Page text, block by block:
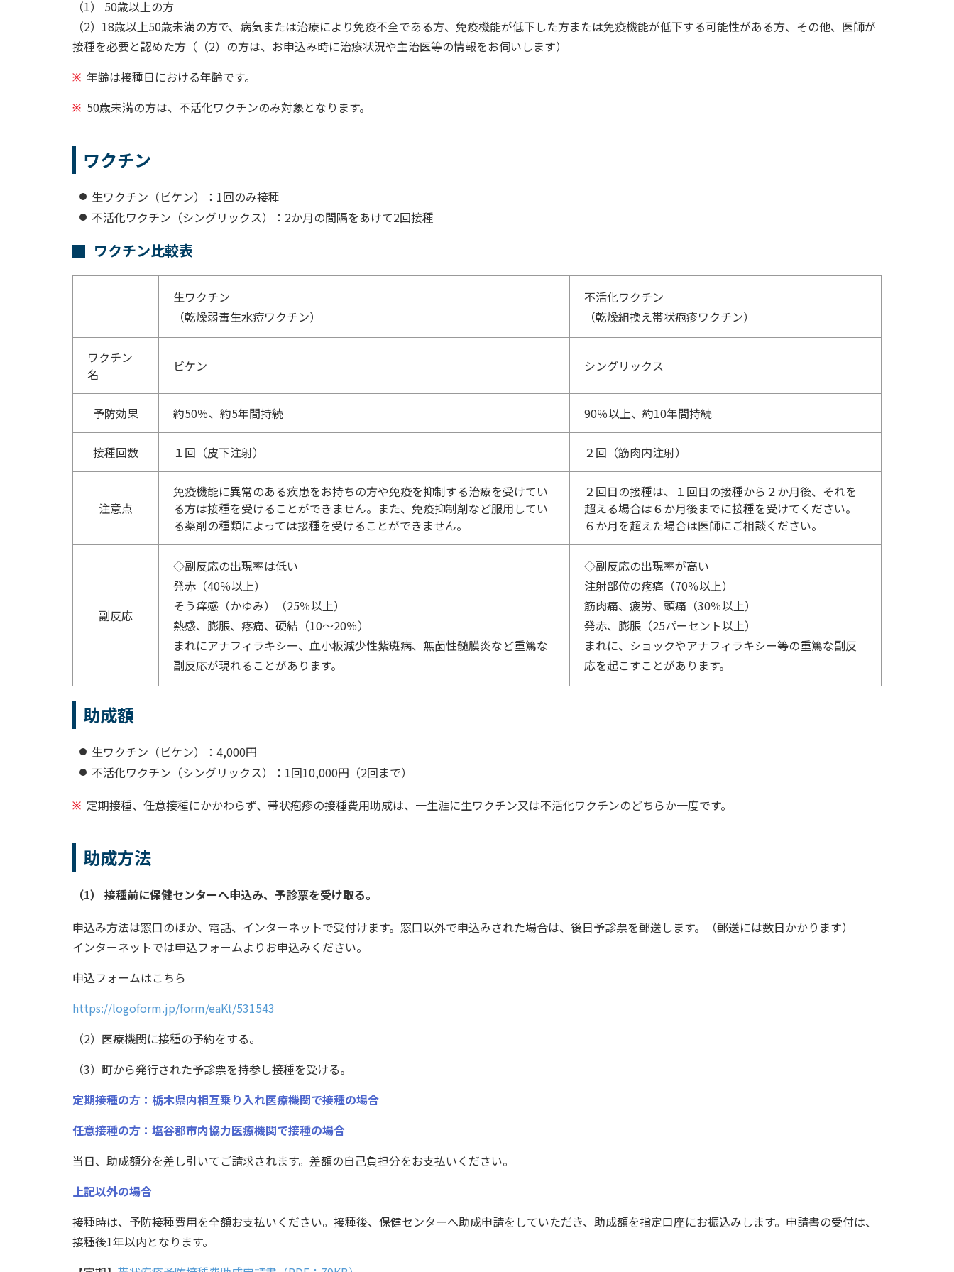
（1） 50歳以上の方
（2）18歳以上50歳未満の方で、病気または治療により免疫不全である方、免疫機能が低下した方または免疫機能が低下する可能性がある方、その他、医師が
接種を必要と認めた方（（2）の方は、お申込み時に治療状況や主治医等の情報をお伺いします）
年齢は接種日における年齢です。
50歳未満の方は、不活化ワクチンのみ対象となります。
ワクチン
生ワクチン（ビケン）：1回のみ接種
不活化ワクチン（シングリックス）：2か月の間隔をあけて2回接種
ワクチン比較表
生ワクチン
（乾燥弱毒生水痘ワクチン）
不活化ワクチン
（乾燥組換え帯状疱疹ワクチン）
ワクチン
名
ビケン シングリックス
予防効果 約50％、約5年間持続 90％以上、約10年間持続
接種回数 １回（皮下注射） ２回（筋肉内注射）
注意点
免疫機能に異常のある疾患をお持ちの方や免疫を抑制する治療を受けてい
る方は接種を受けることができません。また、免疫抑制剤など服用してい
る薬剤の種類によっては接種を受けることができません。
２回目の接種は、１回目の接種から２か月後、それを
超える場合は６か月後までに接種を受けてください。
６か月を超えた場合は医師にご相談ください。
副反応
◇副反応の出現率は低い
発赤（40％以上）
そう痒感（かゆみ）（25％以上）
熱感、膨脹、疼痛、硬結（10～20％）
まれにアナフィラキシー、血小板減少性紫斑病、無菌性髄膜炎など重篤な
副反応が現れることがあります。
◇副反応の出現率が高い
注射部位の疼痛（70％以上）
筋肉痛、疲労、頭痛（30％以上）
発赤、膨脹（25パーセント以上）
まれに、ショックやアナフィラキシー等の重篤な副反
応を起こすことがあります。
助成額
生ワクチン（ビケン）：4,000円
不活化ワクチン（シングリックス）：1回10,000円（2回まで）
定期接種、任意接種にかかわらず、帯状疱疹の接種費用助成は、一生涯に生ワクチン又は不活化ワクチンのどちらか一度です。
助成方法
（1） 接種前に保健センターへ申込み、予診票を受け取る。
申込み方法は窓口のほか、電話、インターネットで受付けます。窓口以外で申込みされた場合は、後日予診票を郵送します。（郵送には数日かかります）
インターネットでは申込フォームよりお申込みください。
申込フォームはこちら
https://logoform.jp/form/eaKt/531543
（2）医療機関に接種の予約をする。
（3）町から発行された予診票を持参し接種を受ける。
定期接種の方：栃木県内相互乗り入れ医療機関で接種の場合
任意接種の方：塩谷郡市内協力医療機関で接種の場合
当日、助成額分を差し引いてご請求されます。差額の自己負担分をお支払いください。
上記以外の場合
接種時は、予防接種費用を全額お支払いください。接種後、保健センターへ助成申請をしていただき、助成額を指定口座にお振込みします。申請書の受付は、
接種後1年以内となります。